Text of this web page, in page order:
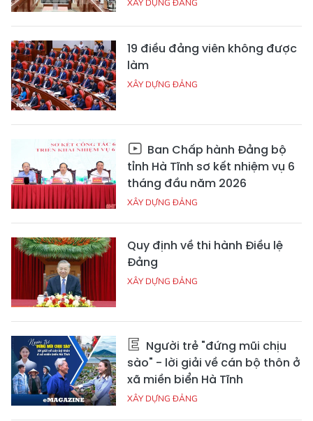
XÂY DỰNG ĐẢNG
19 điều đảng viên không được
làm
XÂY DỰNG ĐẢNG
Ban Chấp hành Đảng bộ
tỉnh Hà Tĩnh sơ kết nhiệm vụ 6
tháng đầu năm 2026
XÂY DỰNG ĐẢNG
Quy định về thi hành Điều lệ
Đảng
XÂY DỰNG ĐẢNG
Người trẻ "đứng mũi chịu
sào" - lời giải về cán bộ thôn ở
xã miền biển Hà Tĩnh
XÂY DỰNG ĐẢNG